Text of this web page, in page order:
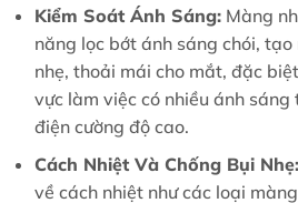
Kiểm Soát Ánh Sáng:Màng
năng lọc bớt ánh sáng chói,
nhẹ, thoải mái cho mắt, đặc
vực làm việc có nhiều ánh sáng
điện cường độ cao.
Cách Nhiệt Và Chống Bụi Nhẹ:
về cách nhiệt như các loại